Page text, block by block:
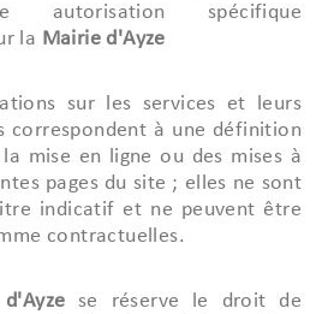
autorisation spécifique
la Mairie d'Ayze
sur les services et leurs
correspondent à une définition
mise en ligne ou des mises à
pages du site ; elles ne sont
indicatif et ne peuvent être
contractuelles.
se réserve le droit de